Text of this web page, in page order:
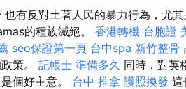
有反對土著人民的暴力行為，尤
的種族滅絕。 香港轉機 台胞證
seo保證第一頁 台中spa 新竹整骨
策。 記帳士 準備多久 同時，對英
個好主意。 台中 推拿 護照換發 這